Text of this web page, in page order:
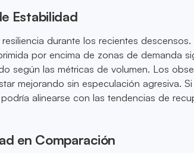
Estabilidad
durante los recientes
por encima de zonas de demanda
según las métricas de volumen. Los
mejorando sin especulación agresiva.
alinearse con las tendencias de
en Comparación